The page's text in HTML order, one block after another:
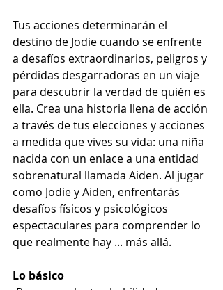
Tus acciones determinarán el
destino de Jodie cuando se enfrente
a desafíos extraordinarios, peligros y
pérdidas desgarradoras en un viaje
para descubrir la verdad de quién es
ella. Crea una historia llena de acción
a través de tus elecciones y acciones
a medida que vives su vida: una niña
nacida con un enlace a una entidad
sobrenatural llamada Aiden. Al jugar
como Jodie y Aiden, enfrentarás
desafíos físicos y psicológicos
espectaculares para comprender lo
que realmente hay ... más allá.
Lo básico